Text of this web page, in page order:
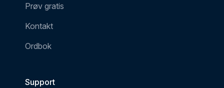
Prøv gratis
Kontakt
Ordbok
Support